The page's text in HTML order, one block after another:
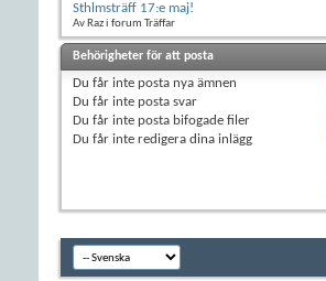
Sthlmsträff 17:e maj!
Av Raz i forum Träffar
Behörigheter för att posta
Du får inte posta nya ämnen
Du får inte posta svar
Du får inte posta bifogade filer
Du får inte redigera dina inlägg